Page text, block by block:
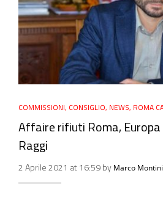
COMMISSIONI, CONSIGLIO, NEWS, ROMA
Affaire rifiuti Roma,
Raggi
2 Aprile 2021 at 16:59 by Marco Montini